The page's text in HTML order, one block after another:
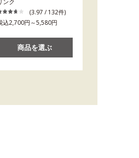
(3.97 / 132件)
込2,700円～5,580円
商品を選ぶ